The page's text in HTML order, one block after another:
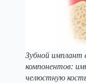
Зубной имплант
компонентов:
челюстную